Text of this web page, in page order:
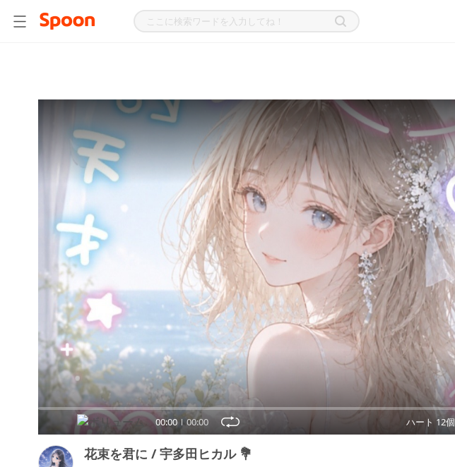
00:00 00:00 ハート 12個
花束を君に / 宇多田ヒカル 💐